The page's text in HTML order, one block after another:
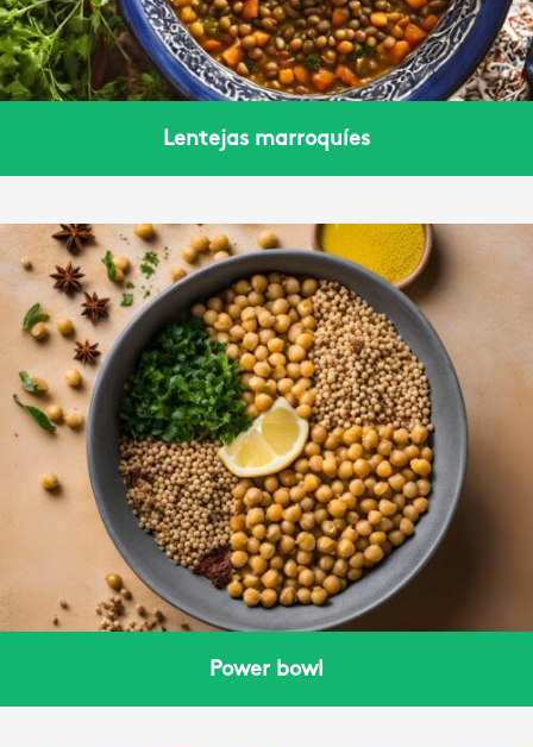
Lentejas marroquíes
Power bowl